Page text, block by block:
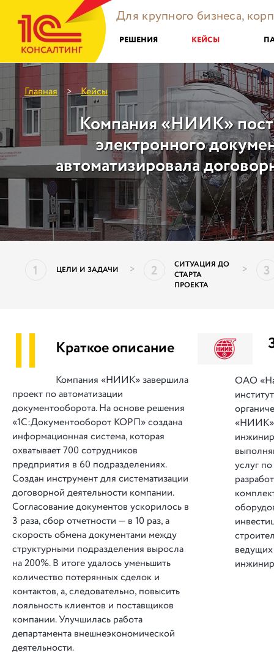
Для крупного бизнеса,
РЕШЕНИЯ КЕЙСЫ
Главная > Кейсы
Компания «НИИК»
электронного
автоматизировала
1 ЦЕЛИ И ЗАДАЧИ > 2
СИТУАЦИЯ ДО
СТАРТА
ПРОЕКТА
> 3
|| Краткое описание
Компания «НИИК» завершила
проект по автоматизации
документооборота. На основе решения
«1С:Документооборот КОРП» создана
информационная система, которая
охватывает 700 сотрудников
предприятия в 60 подразделениях.
Создан инструмент для систематизации
договорной деятельности компании.
Согласование документов ускорилось в
3 раза, сбор отчетности — в 10 раз, а
скорость обмена документами между
структурными подразделения выросла
на 200%. В итоге удалось уменьшить
количество потерянных сделок и
контактов, а, следовательно, повысить
лояльность клиентов и поставщиков
компании. Улучшилась работа
департамента внешнеэкономической
деятельности.
ОАО
услуг